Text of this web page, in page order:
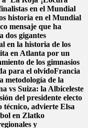
en el Mundial
historia en el Mundial
mensaje que ha
dos gigantes
en la historia de los
en Atlanta por un
de los gimnasios
para el olvidoFrancia
metodología de la
vs Suiza: la Albiceleste
del presidente electo
técnico, advierte Elsa
en Zlatko
y